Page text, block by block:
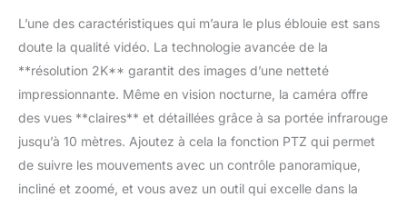
Avancé, Voyez Chaque Coin：Avec la
fonction PTZ à distance et le zoom
numérique 4X en fonction, Codnida baby
monitor peut capturer chaque coin de la
chambre de bébé. Vous pouvez surveiller
votre bébé sous tous les angles et ne pas
manquer les moments importants grâce à
votre application et à l'écran LCD.
Fonctions des Moniteurs Vidéo pour Bébé：
Avec un microphone intégré, vous pouvez
L’une des caractéristiques qui m’aura le plus éblouie est sans
doute la qualité vidéo. La technologie avancée de la
**résolution 2K** garantit des images d’une netteté
impressionnante. Même en vision nocturne, la caméra offre
des vues **claires** et détaillées grâce à sa portée infrarouge
jusqu’à 10 mètres. Ajoutez à cela la fonction PTZ qui permet
de suivre les mouvements avec un contrôle panoramique,
incliné et zoomé, et vous avez un outil qui excelle dans la